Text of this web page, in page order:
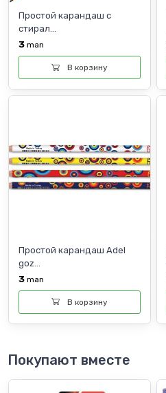
Простой карандаш с
стирал...
3 man
В корзину
Простой карандаш Adel
goz...
3 man
В корзину
Покупают вместе